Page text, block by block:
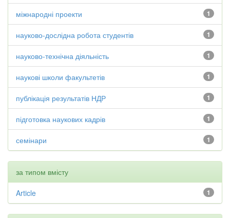
1
міжнародні проекти
1
науково-дослідна робота студентів
1
науково-технічна діяльність
1
наукові школи факультетів
1
публікація результатів НДР
1
підготовка наукових кадрів
1
семінари
за типом вмісту
1
Article